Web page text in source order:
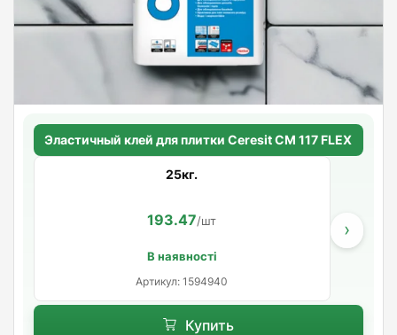
Эластичный клей для плитки Ceresit СМ 117 FLEX
25кг.
193.47/шт
В наявності
Артикул: 1594940
›
Купить